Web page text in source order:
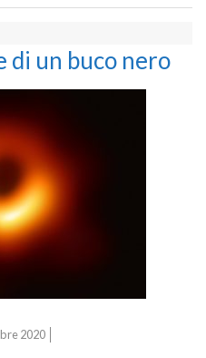
di un buco nero
2020